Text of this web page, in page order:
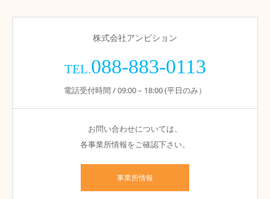
株式会社アンビション
TEL.088-883-0113
電話受付時間 / 09:00 – 18:00 (平日のみ）
お問い合わせについては、
各事業所情報をご確認下さい。
事業所情報